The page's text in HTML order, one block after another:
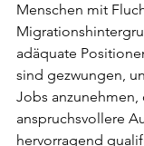
Menschen mit
adäquate
sind gezwungen,
Jobs
anspruchsvollere
hervorragend